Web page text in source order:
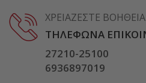
ΧΡΕΙΆΖΕΣΤΕ ΒΟΉΘΕΙΑ
ΤΗΛΈΦΩΝΑ
27210-25100
6936897019